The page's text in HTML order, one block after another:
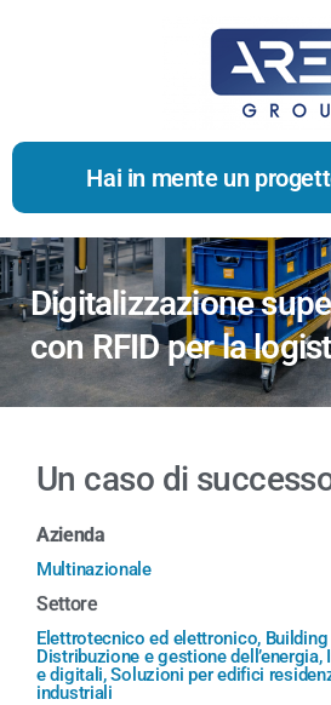
Hai in mente un
Digitalizzazione
con RFID per la
Un caso di
Azienda
Multinazionale
Settore
Elettrotecnico ed elettronico,
Distribuzione e gestione
e digitali, Soluzioni per edifici
industriali